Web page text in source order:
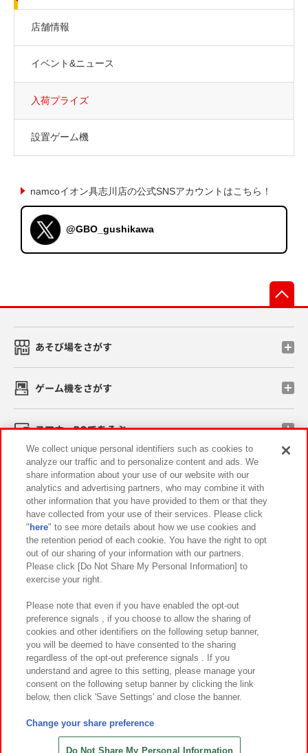
店舗情報
イベント&ニュース
入荷プライズ
設置ゲーム機
namcoイオン具志川店の公式SNSアカウントはこちら！
@GBO_gushikawa
あそび場をさがす
ゲーム機をさがす
スマホ・PCであそぶ
イベント・キャンペーン
関連会社 サステナビリティ サイトポリシー
プライバシーポリシー ウェブアクセシビリティ方針と検証結果
お取引先さまとともに
カスタマーハラスメント対応方針 よくあるご質問・お問い合わせ
©Bandai Namco Amusement Inc.
©Bandai Namco Amusement Lab Inc.
©HANAYASHIKI Co., Ltd. All Rights Reserved.
We collect unique personal identifiers such as cookies to
analyze our traffic and to personalize content and ads. We
share information about your use of our website with our
analytics and advertising partners, who may combine it with
other information that you have provided to them or that they
have collected from your use of their services. Please click
" here" to see more details about how we use cookies and
the retention period of each cookie. You have the right to opt
out of our sharing of your information with our partners.
Please click [Do Not Share My Personal Information] to
exercise your right.
Please note that even if you have enabled the opt-out
preference signals , if you choose to allow the sharing of
cookies and other identifiers on the following setup banner,
you will be deemed to have consented to the sharing
regardless of the opt-out preference signals . If you
understand and agree to this setting, please manage your
consent on the following setup banner by clicking the link
below, then click 'Save Settings' and close the banner.
Change your share preference
Do Not Share My Personal Information